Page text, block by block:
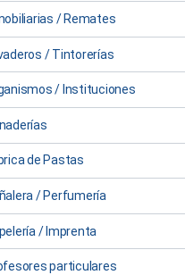
/ Remates
/ Tintorerías
/ Instituciones
de Pastas
/ Perfumería
/ Imprenta
particulares